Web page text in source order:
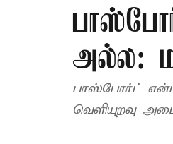
அல்ல:
பாஸ்போர்ட்
வெளியுறவு